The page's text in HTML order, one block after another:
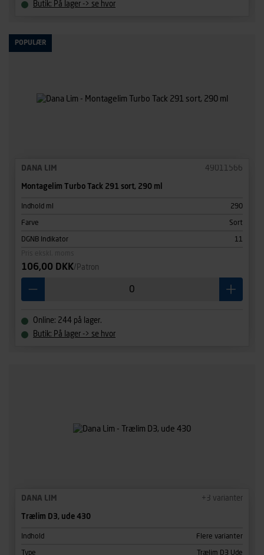
Butik: På lager -> se hvor
POPULÆR
DANA LIM 49011566
Montagelim Turbo Tack 291 sort, 290 ml
Indhold ml 290
Farve Sort
DGNB Indikator
11
106,00 DKK/Patron
Online: 244 på lager.
Butik: På lager -> se hvor
DANA LIM +3 varianter
Trælim D3, ude 430
Indhold Flere varianter
Type Trælim D3 Ude